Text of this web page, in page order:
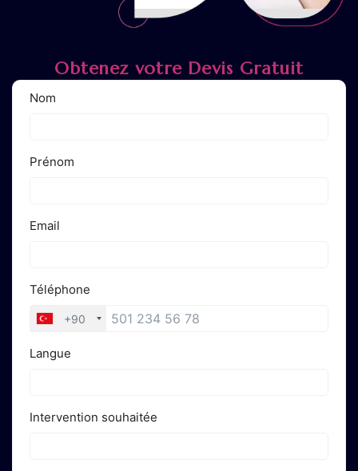
Obtenez votre Devis Gratuit